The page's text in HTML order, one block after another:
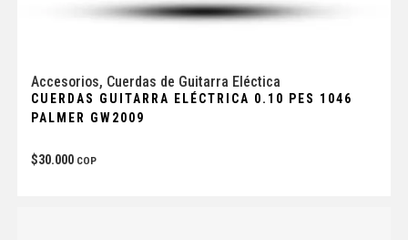
Accesorios, Cuerdas de Guitarra Eléctica
CUERDAS GUITARRA ELÉCTRICA 0.10 PES 1046
PALMER GW2009
$30.000 COP